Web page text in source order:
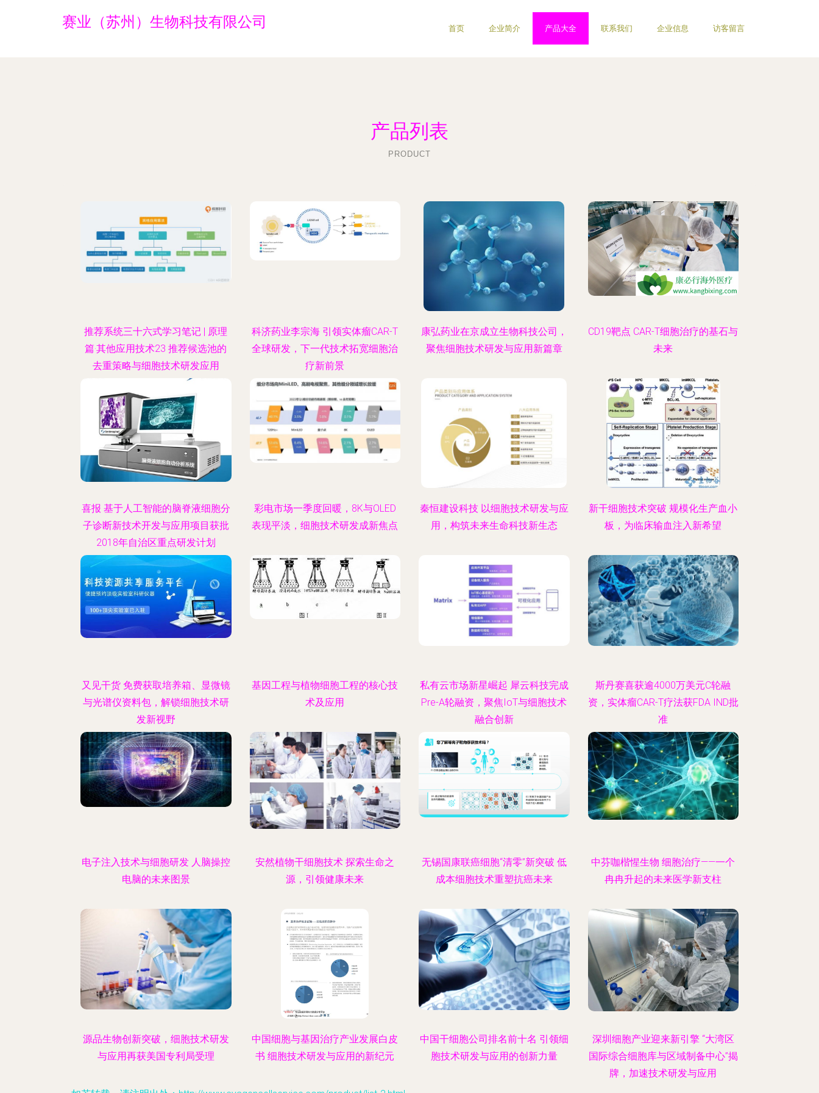
赛业（苏州）生物科技有限公司 首页 企业简介 产品大全 联系我们 企业信息 访客留言
产品列表
PRODUCT
推荐系统三十六式学习笔记 | 原理
篇·其他应用技术23 推荐候选池的
去重策略与细胞技术研发应用
科济药业李宗海 引领实体瘤CAR-T
全球研发，下一代技术拓宽细胞治
疗新前景
康弘药业在京成立生物科技公司，
聚焦细胞技术研发与应用新篇章
CD19靶点 CAR-T细胞治疗的基石与
未来
喜报 基于人工智能的脑脊液细胞分
子诊断新技术开发与应用项目获批
2018年自治区重点研发计划
彩电市场一季度回暖，8K与OLED
表现平淡，细胞技术研发成新焦点
秦恒建设科技 以细胞技术研发与应
用，构筑未来生命科技新生态
新干细胞技术突破 规模化生产血小
板，为临床输血注入新希望
又见干货 免费获取培养箱、显微镜
与光谱仪资料包，解锁细胞技术研
发新视野
基因工程与植物细胞工程的核心技
术及应用
私有云市场新星崛起 犀云科技完成
Pre-A轮融资，聚焦IoT与细胞技术
融合创新
斯丹赛喜获逾4000万美元C轮融
资，实体瘤CAR-T疗法获FDA IND批
准
电子注入技术与细胞研发 人脑操控
电脑的未来图景
安然植物干细胞技术 探索生命之
源，引领健康未来
无锡国康联癌细胞“清零”新突破 低
成本细胞技术重塑抗癌未来
中芬咖楷惺生物 细胞治疗——一个
冉冉升起的未来医学新支柱
源品生物创新突破，细胞技术研发
与应用再获美国专利局受理
中国细胞与基因治疗产业发展白皮
书 细胞技术研发与应用的新纪元
中国干细胞公司排名前十名 引领细
胞技术研发与应用的创新力量
深圳细胞产业迎来新引擎 “大湾区
国际综合细胞库与区域制备中心”揭
牌，加速技术研发与应用